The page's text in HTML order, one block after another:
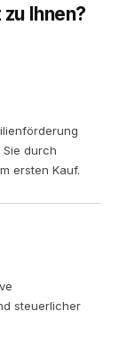
Ihnen?
durch
ersten Kauf.
steuerlicher